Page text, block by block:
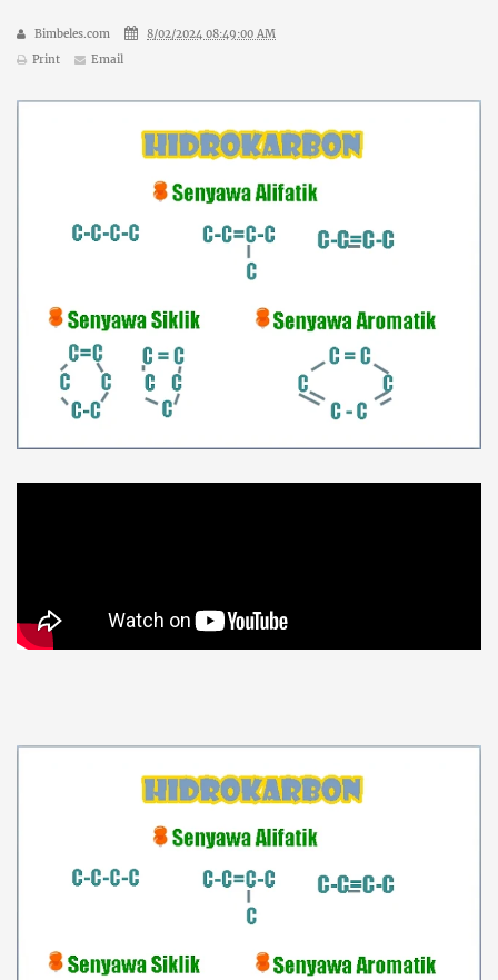
Bimbeles.com
8/02/2024 08:49:00 AM
Print
Email